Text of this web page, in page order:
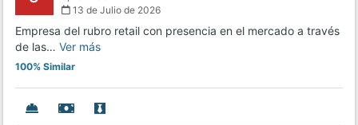
13 de Julio de 2026
Empresa del rubro retail con presencia en el mercado a través
de las… Ver más
100% Similar